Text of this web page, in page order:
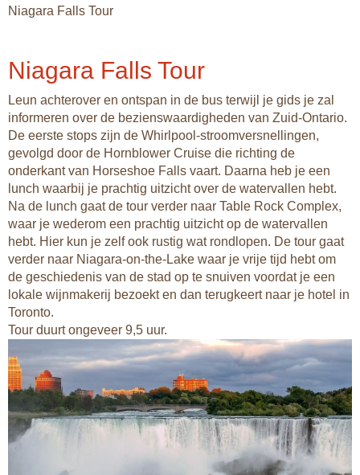
Niagara Falls Tour
Niagara Falls Tour
Leun achterover en ontspan in de bus terwijl je gids je zal
informeren over de bezienswaardigheden van Zuid-Ontario.
De eerste stops zijn de Whirlpool-stroomversnellingen,
gevolgd door de Hornblower Cruise die richting de
onderkant van Horseshoe Falls vaart. Daarna heb je een
lunch waarbij je prachtig uitzicht over de watervallen hebt.
Na de lunch gaat de tour verder naar Table Rock Complex,
waar je wederom een prachtig uitzicht op de watervallen
hebt. Hier kun je zelf ook rustig wat rondlopen. De tour gaat
verder naar Niagara-on-the-Lake waar je vrije tijd hebt om
de geschiedenis van de stad op te snuiven voordat je een
lokale wijnmakerij bezoekt en dan terugkeert naar je hotel in
Toronto.
Tour duurt ongeveer 9,5 uur.